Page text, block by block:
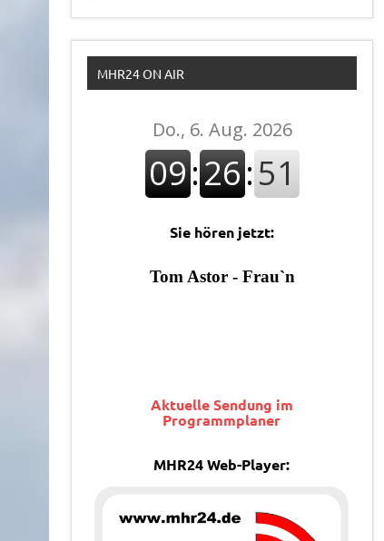
MHR24 ON AIR
Sie hören jetzt:
Aktuelle Sendung im
Programmplaner
MHR24 Web-Player: